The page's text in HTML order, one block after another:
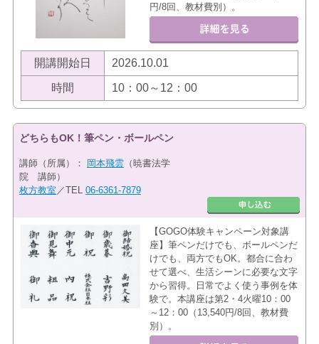
円/8回、教材費別）。
開講開始日 2026.10.01
時間 10：00～12：00
どちらもOK！筆ペン・ボールペン
講師（所属）： 岡本飛雲（暁書法学
院 講師）
枚方教室 ／TEL 06-6361-7879
【GOGO体験キャンペーン対象講
座】筆ペンだけでも、ボールペンだ
けでも、両方でもOK。都合に合わ
せて選べ、生活シーンに必要な文字
から習得。日常でよく使う事例を体
験で。本講座は第2・4火曜10：00
～12：00（13,540円/8回、教材費
別）。